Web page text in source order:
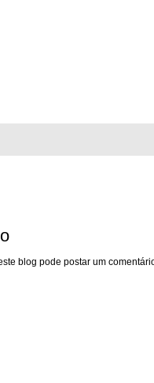
blog pode postar um